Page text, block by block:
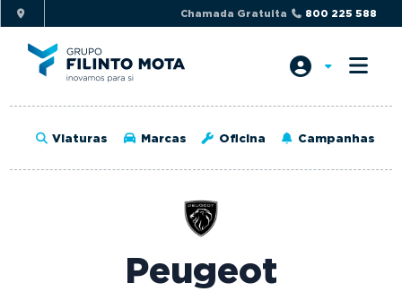
i
p
t
o
r
i
p
t
o
a
Chamada Gratuita 800 225 588
Viaturas Marcas Oficina Campanhas
Peugeot